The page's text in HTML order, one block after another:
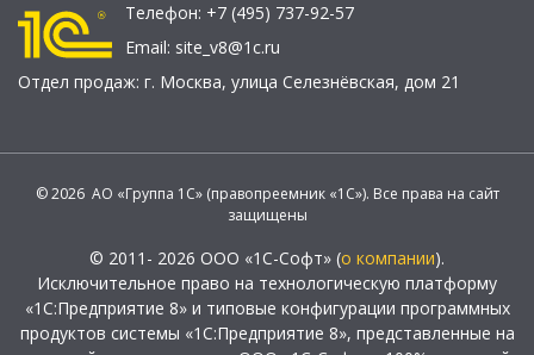
Телефон: +7 (495) 737-92-57
Email: site_v8@1c.ru
Отдел продаж: г. Москва, улица Селезнёвская, дом 21
© 2026 АО «Группа 1С» (правопреемник «1С»). Все права на сайт
защищены
© 2011- 2026 ООО «1С-Софт» (о компании).
Исключительное право на технологическую платформу
«1С:Предприятие 8» и типовые конфигурации программных
продуктов системы «1С:Предприятие 8», представленные на